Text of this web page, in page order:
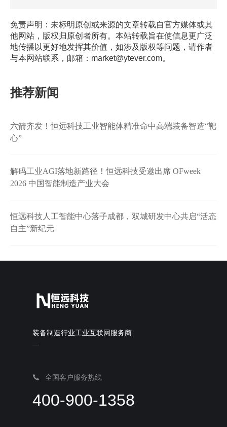
免责声明：未标明原创或来源的文章转载自官方媒体或其
他网站，版权归原创者所有。本站转载旨在使信息更广泛
地传播以更好地发挥其价值，如涉及版权等问题，请作者
与本网站联系，邮箱：market@ytever.com。
推荐新闻
六箭齐发！恒远科技工业智能体精准命中高端装备智造“靶
心”
解码工业AGI落地新路径！恒远科技受邀出席 OFweek
2026 中国智能制造产业大会
恒远科技人工智能中心落子成都，双城研发中心共启“活态
自主”新纪元
装备制造行业工业互联网服务商
全国客户服务热线
400-900-1358